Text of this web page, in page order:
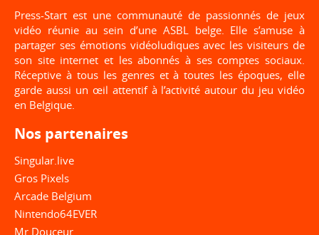
Press-Start est une communauté de passionnés de jeux
vidéo réunie au sein d’une ASBL belge. Elle s’amuse à
partager ses émotions vidéoludiques avec les visiteurs de
son site internet et les abonnés à ses comptes sociaux.
Réceptive à tous les genres et à toutes les époques, elle
garde aussi un œil attentif à l’activité autour du jeu vidéo
en Belgique.
Nos partenaires
Singular.live
Gros Pixels
Arcade Belgium
Nintendo64EVER
Mr Douceur